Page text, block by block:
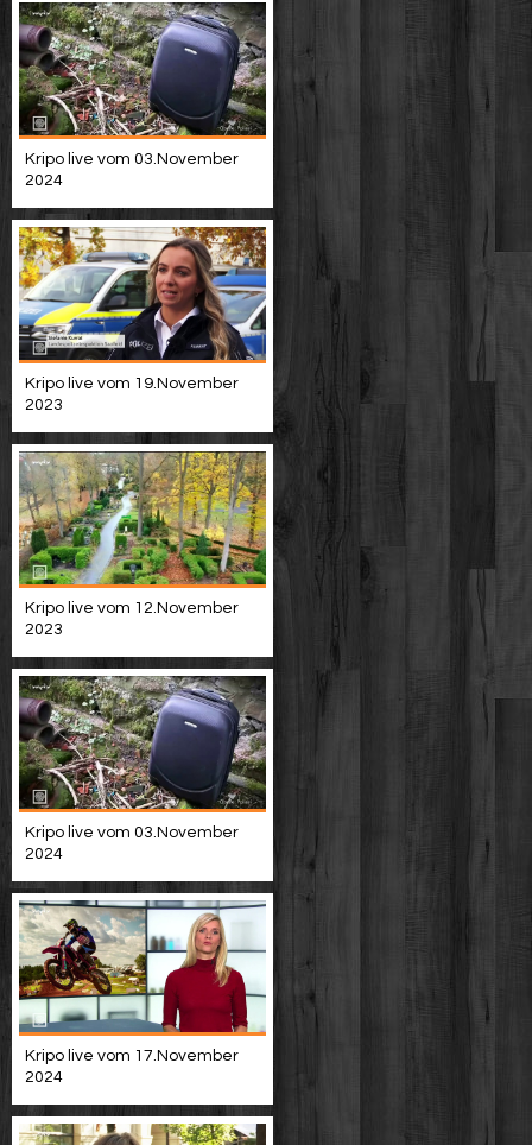
Kripo live vom 03.November
2024
Kripo live vom 19.November
2023
Kripo live vom 12.November
2023
Kripo live vom 03.November
2024
Kripo live vom 17.November
2024